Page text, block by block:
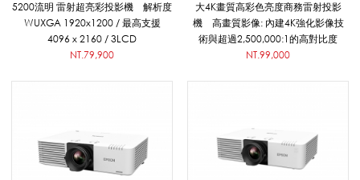
投
影
機
5200流明 雷射超亮彩投影機 解析度
WUXGA 1920x1200 / 最高支援
4096 x 2160 / 3LCD
NT.79,900
大4K畫質高彩色亮度商務雷射投影
機 高畫質影像: 內建4K強化影像技
術與超過2,500,000:1的高對比度
NT.99,000